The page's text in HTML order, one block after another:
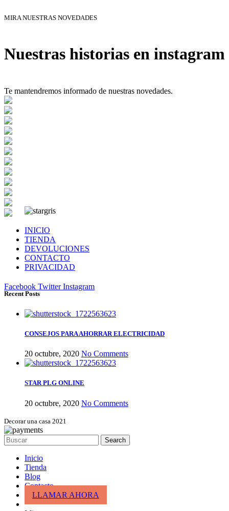
MIRA NUESTRAS NOVEDADES
Nuestras historias en instagram
Te mantendremos informado de nuestras novedades.
INICIO
TIENDA
DEVOLUCIONES
CONTACTO
PRIVACIDAD
Facebook Twitter Instagram
Recent Posts
CONSEJOS PARA AHORRAR ELECTRICIDAD
20 octubre, 2020 No Comments
STAR PLG ONLINE
20 octubre, 2020 No Comments
Decorar una casa 2021
Search
Inicio
Tienda
Blog
Contacto
LLAMAR AHORA